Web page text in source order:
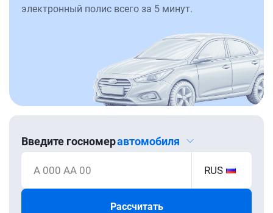
электронный полис всего за 5 минут.
Введите госномеравтомобиля
А 000 АА 00 RUS
Рассчитать